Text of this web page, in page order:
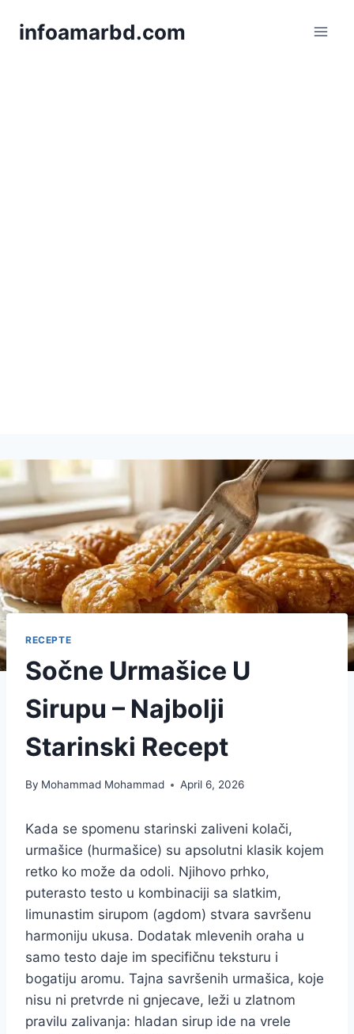
infoamarbd.com
RECEPTE
Sočne Urmašice U
Sirupu – Najbolji
Starinski Recept
By Mohammad Mohammad April 6, 2026
Kada se spomenu starinski zaliveni kolači,
urmašice (hurmašice) su apsolutni klasik kojem
retko ko može da odoli. Njihovo prhko,
puterasto testo u kombinaciji sa slatkim,
limunastim sirupom (agdom) stvara savršenu
harmoniju ukusa. Dodatak mlevenih oraha u
samo testo daje im specifičnu teksturu i
bogatiju aromu. Tajna savršenih urmašica, koje
nisu ni pretvrde ni gnjecave, leži u zlatnom
pravilu zalivanja: hladan sirup ide na vrele